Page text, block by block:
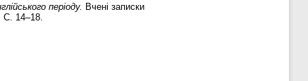
періоду. Вчені записки
С. 14–18.